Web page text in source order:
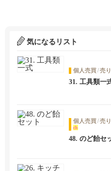
気になるリスト
個人売買 /売
31. 工具類一
個人売買 /売
ch
48. のど飴セ